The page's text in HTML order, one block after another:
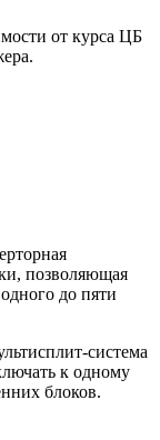
от курса ЦБ
позволяющая
до пяти
система
к одному
блоков.